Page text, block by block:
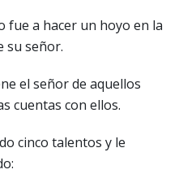
fue a hacer un hoyo en la
su señor.
el señor de aquellos
cuentas con ellos.
cinco talentos y le